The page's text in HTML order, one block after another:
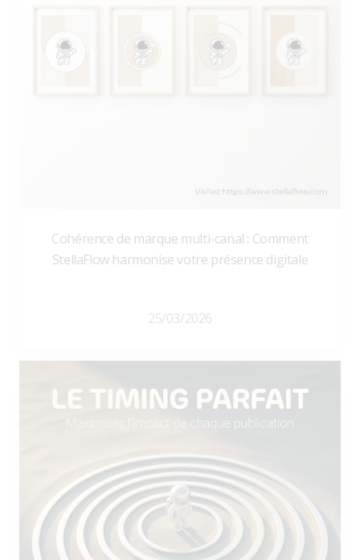
Cohérence de marque multi-canal : Comment
StellaFlow harmonise votre présence digitale
25/03/2026